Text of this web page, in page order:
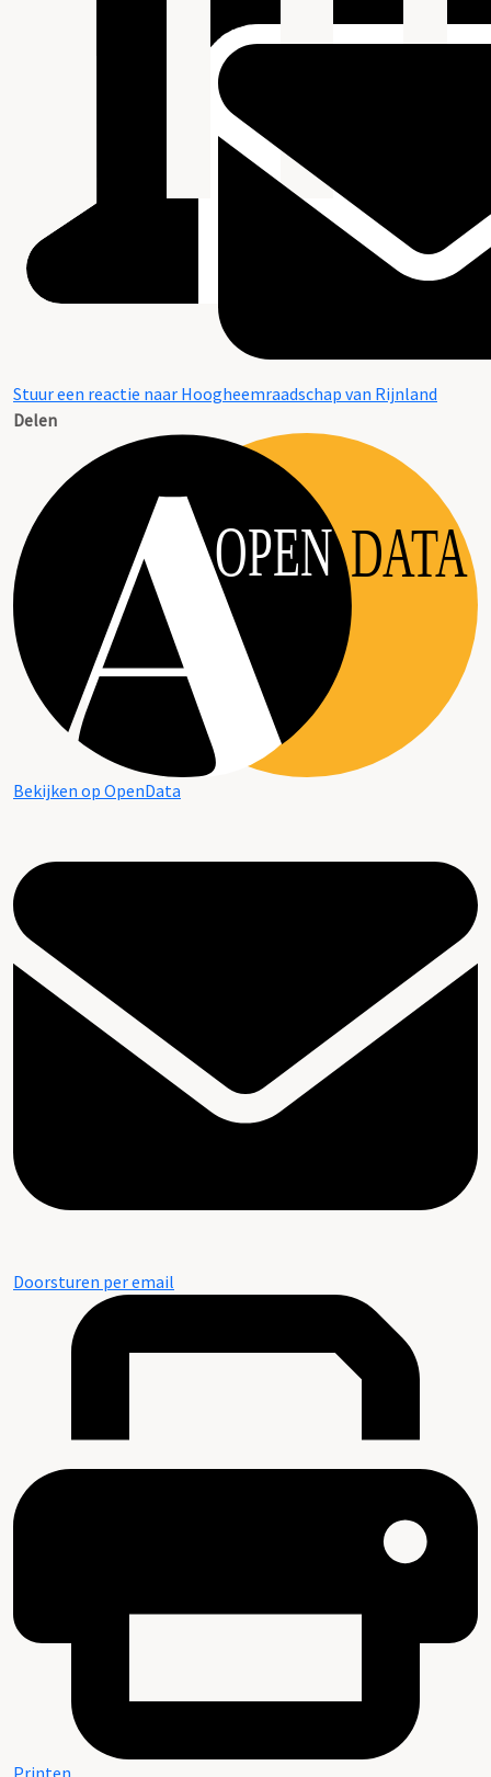
Stuur een reactie naar Hoogheemraadschap van Rijnland
Delen
OPEN DATA
Bekijken op OpenData
Doorsturen per email